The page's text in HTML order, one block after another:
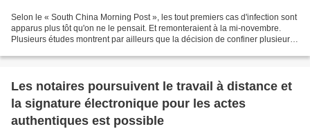
Selon le « South China Morning Post », les tout premiers cas d'infection sont
apparus plus tôt qu'on ne le pensait. Et remonteraient à la mi-novembre.
Plusieurs études montrent par ailleurs que la décision de confiner plusieurs
Les notaires poursuivent le travail à distance et
la signature électronique pour les actes
authentiques est possible